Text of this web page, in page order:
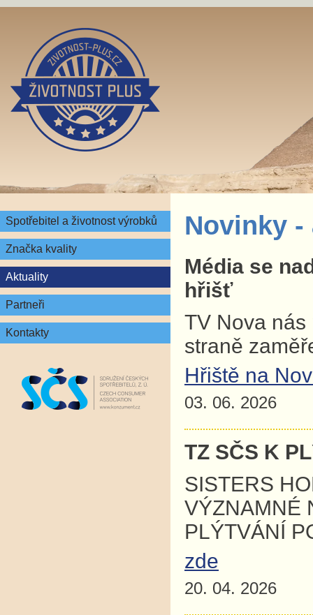
Spotřebitel a životnost výrobků
Značka kvality
Aktuality
Partneři
Kontakty
Novinky -
Média se
hřišť
TV Nova
straně
Hřiště na
03. 06. 2026
TZ SČS K
SISTERS
VÝZNAMNÉ
PLÝTVÁNÍ
zde
20. 04. 2026